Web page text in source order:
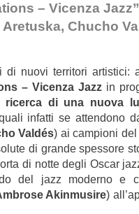
– Vicenza
Chucho
di nuovi territori artistici:
– Vicenza Jazz in
ricerca di una nuova
infatti se attendono
Valdés) ai campioni
di grande spessore
di notte degli Oscar
del jazz moderno e
Akinmusire)